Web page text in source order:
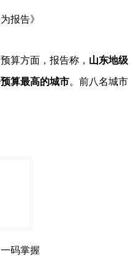
报告》
算方面，报告称， 山东地级
算最高的城市。前八名城市
码掌握